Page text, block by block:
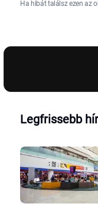
Ha hibát találsz ezen az
Legfrissebb